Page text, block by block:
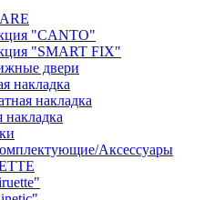
"CANTO"
"SMART FIX"
двери
накладка
накладка
накладка
Аксессуары